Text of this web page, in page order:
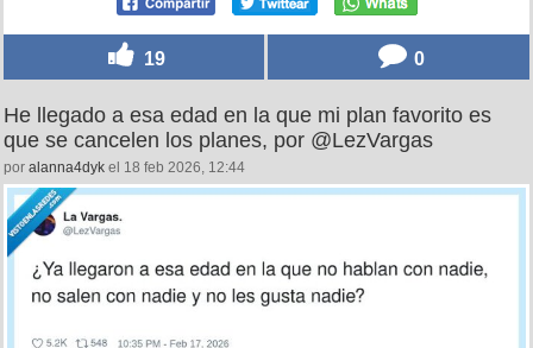
19 0
He llegado a esa edad en la que mi plan favorito es
que se cancelen los planes, por @LezVargas
por alanna4dyk el 18 feb 2026, 12:44